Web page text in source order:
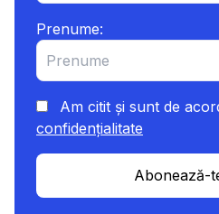
Prenume:
Am citit și sunt de
confidențialitate
Abonează-